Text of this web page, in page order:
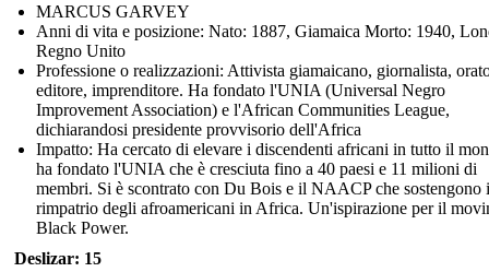
MARCUS GARVEY
Anni di vita e posizione: Nato: 1887, Giamaica Morto: 1940,
Regno Unito
Professione o realizzazioni: Attivista giamaicano, giornalista,
editore, imprenditore. Ha fondato l'UNIA (Universal Negro
Improvement Association) e l'African Communities League,
dichiarandosi presidente provvisorio dell'Africa
Impatto: Ha cercato di elevare i discendenti africani in tutto il
ha fondato l'UNIA che è cresciuta fino a 40 paesi e 11 milioni di
membri. Si è scontrato con Du Bois e il NAACP che sostengono
rimpatrio degli afroamericani in Africa. Un'ispirazione per il
Black Power.
Deslizar: 15